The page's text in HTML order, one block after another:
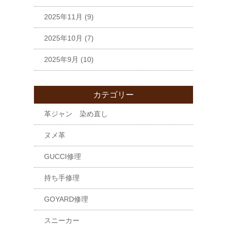
2025年11月 (9)
2025年10月 (7)
2025年9月 (10)
カテゴリー
革ジャン 染め直し
ヌメ革
GUCCI修理
持ち手修理
GOYARD修理
スニーカー